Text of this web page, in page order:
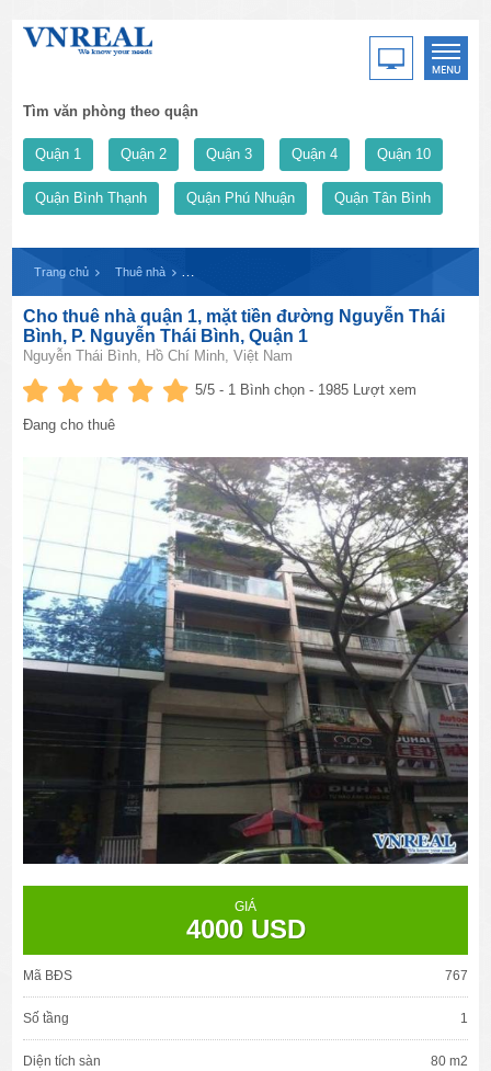
Tìm văn phòng theo quận
Quận 1 Quận 2 Quận 3 Quận 4 Quận 10
Quận Bình Thạnh Quận Phú Nhuận Quận Tân Bình
Trang chủ Thuê nhà
Cho thuê nhà quận 1, mặt tiền đường Nguyễn Thái
Bình, P. Nguyễn Thái Bình, Quận 1
Nguyễn Thái Bình, Hồ Chí Minh, Việt Nam
5/5 - 1 Bình chọn - 1985 Lượt xem
Đang cho thuê
GIÁ
4000 USD
Mã BĐS 767
Số tầng 1
Diện tích sàn 80 m2